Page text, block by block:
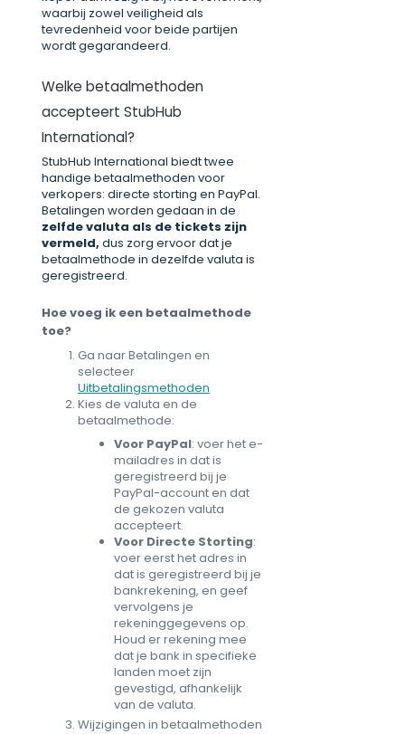
waarbij zowel veiligheid als
tevredenheid voor beide partijen
wordt gegarandeerd.
Welke betaalmethoden
accepteert StubHub
International?
StubHub International biedt twee
handige betaalmethoden voor
verkopers: directe storting en PayPal.
Betalingen worden gedaan in de
zelfde valuta als de tickets zijn
vermeld, dus zorg ervoor dat je
betaalmethode in dezelfde valuta is
geregistreerd.
Hoe voeg ik een betaalmethode
toe?
Ga naar Betalingen en
selecteer
Uitbetalingsmethoden
Kies de valuta en de
betaalmethode:
Voor PayPal: voer het e-
mailadres in dat is
geregistreerd bij je
PayPal-account en dat
de gekozen valuta
accepteert.
Voor Directe Storting:
voer eerst het adres in
dat is geregistreerd bij je
bankrekening, en geef
vervolgens je
rekeninggegevens op.
Houd er rekening mee
dat je bank in specifieke
landen moet zijn
gevestigd, afhankelijk
van de valuta.
Wijzigingen in betaalmethoden